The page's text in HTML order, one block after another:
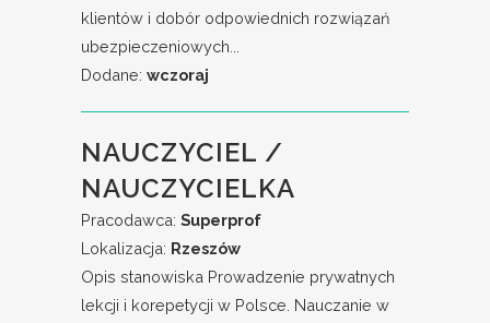
klientów i dobór odpowiednich rozwiązań
ubezpieczeniowych...
Dodane: wczoraj
NAUCZYCIEL /
NAUCZYCIELKA
Pracodawca: Superprof
Lokalizacja: Rzeszów
Opis stanowiska Prowadzenie prywatnych
lekcji i korepetycji w Polsce. Nauczanie w